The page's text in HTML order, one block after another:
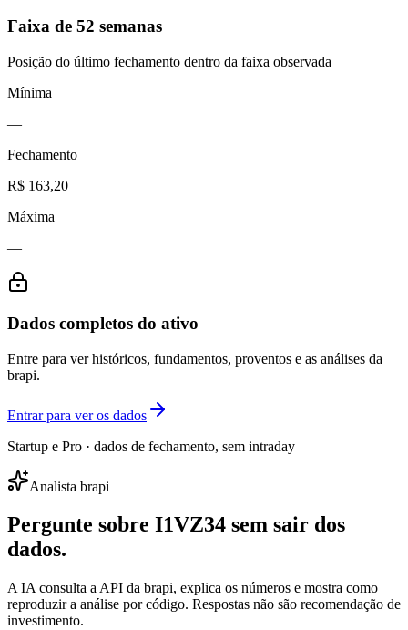
Faixa de 52 semanas
Posição do último fechamento dentro da faixa observada
Mínima
—
Fechamento
R$ 163,20
Máxima
—
Dados completos do ativo
Entre para ver históricos, fundamentos, proventos e as análises da
brapi.
Entrar para ver os dados
Startup e Pro · dados de fechamento, sem intraday
Analista brapi
Pergunte sobre I1VZ34 sem sair dos
dados.
A IA consulta a API da brapi, explica os números e mostra como
reproduzir a análise por código. Respostas não são recomendação de
investimento.